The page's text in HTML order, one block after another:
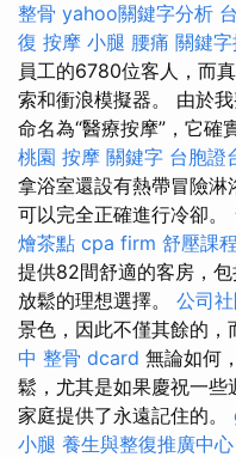
整骨 yahoo關鍵字分析
復 按摩 小腿 腰痛 關鍵
員工的6780位客人，而
索和衝浪模擬器。 由於
命名為“醫療按摩”，它確
桃園 按摩 關鍵字 台胞證
拿浴室還設有熱帶冒險
可以完全正確進行冷卻。
燴茶點 cpa firm 舒壓課程
提供82間舒適的客房，
放鬆的理想選擇。 公司
景色，因此不僅其餘的，
中 整骨 dcard 無論如何
鬆，尤其是如果慶祝一
家庭提供了永遠記住的。
小腿 養生與整復推廣中心